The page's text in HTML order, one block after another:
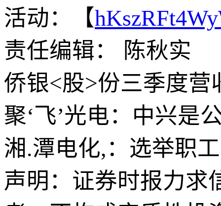
活动：【
责任编辑： 陈秋实
侨银<股>份三季度营
聚‘飞’光电：中兴是
湘.潭电化,：选举职
声明：证券时报力求